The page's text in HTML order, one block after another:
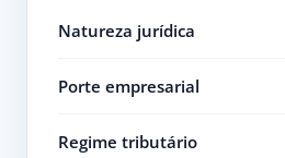
Natureza jurídica
Porte empresarial
Regime tributário